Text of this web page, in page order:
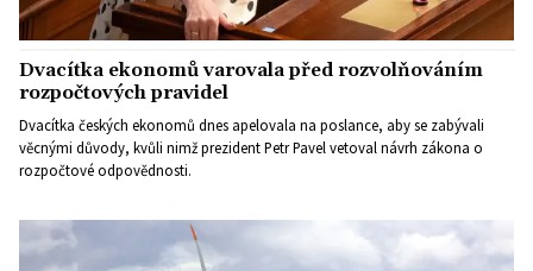
Dvacítka ekonomů varovala před rozvolňováním
rozpočtových pravidel
Dvacítka českých ekonomů dnes apelovala na poslance, aby se zabývali
věcnými důvody, kvůli nimž prezident Petr Pavel vetoval návrh zákona o
rozpočtové odpovědnosti.